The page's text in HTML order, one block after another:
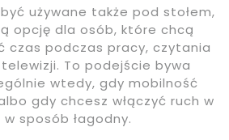
używane także pod stołem,
opcję dla osób, które chcą
czas podczas pracy, czytania
To podejście bywa
wtedy, gdy mobilność
gdy chcesz włączyć ruch w
sposób łagodny.